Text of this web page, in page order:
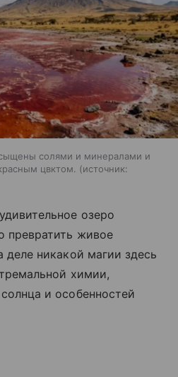
солями и минералами и
цвктом.
источник:
озеро
превратить живое
никакой магии здесь
химии,
и особенностей